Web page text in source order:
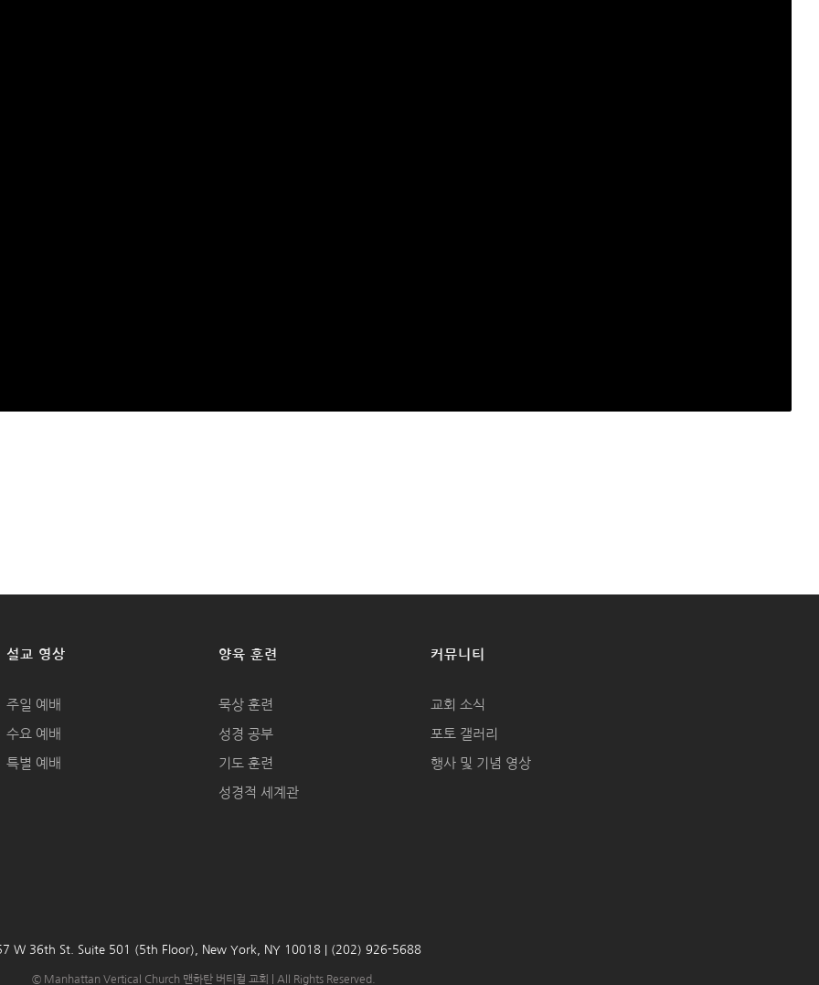
설교 영상
주일 예배
수요 예배
특별 예배
양육 훈련
묵상 훈련
성경 공부
기도 훈련
성경적 세계관
커뮤니티
교회 소식
포토 갤러리
행사 및 기념 영상
W 36th St. Suite 501 (5th Floor), New York, NY 10018 | (202) 926-5688
© Manhattan Vertical Church 맨하탄 버티컬 교회 | All Rights Reserved.